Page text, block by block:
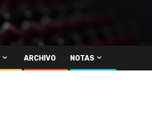
ARCHIVO NOTAS